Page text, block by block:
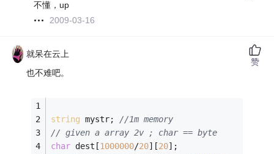
不懂，up
2009-03-16
就呆在云上
也不难吧。
string mystr; //1m memory
// given a array 2v ; char == byte
char dest[1000000/20][20];
赞